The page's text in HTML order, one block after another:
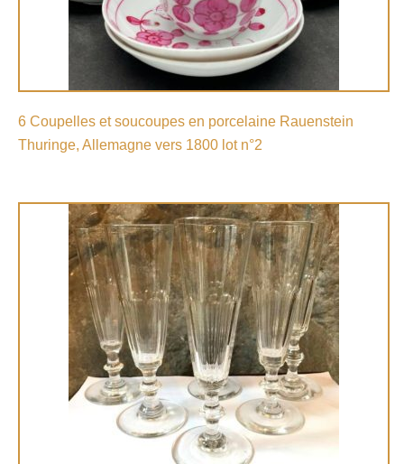
6 Coupelles et soucoupes en porcelaine Rauenstein
Thuringe, Allemagne vers 1800 lot n°2